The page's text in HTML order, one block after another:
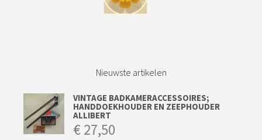
Nieuwste artikelen
VINTAGE BADKAMERACCESSOIRES;
HANDDOEKHOUDER EN ZEEPHOUDER
ALLIBERT
€27,50